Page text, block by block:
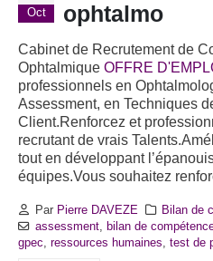
Oct
ophtalmo
Cabinet de Recrutement de
Ophtalmique OFFRE
professionnels en
Assessment, en Techniques
Client.Renforcez et
recrutant de vrais
tout en développant
équipes.Vous souhaitez
Par Pierre DAVEZE
Bilan de
assessment, bilan de
gpec
ressources humaines test de